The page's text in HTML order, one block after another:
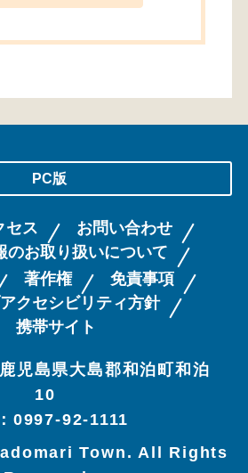
PC版
セス
お問い合わせ
のお取り扱いについて
著作権
免責事項
クセシビリティ方針
携帯サイト
鹿児島県大島郡和泊町和泊
10
0997-92-1111
Town. All Rights